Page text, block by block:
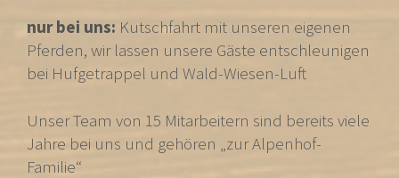
nur bei uns: Kutschfahrt mit unseren eigenen
Pferden, wir lassen unsere Gäste entschleunigen
bei Hufgetrappel und Wald-Wiesen-Luft
Unser Team von 15 Mitarbeitern sind bereits viele
Jahre bei uns und gehören „zur Alpenhof-
Familie“